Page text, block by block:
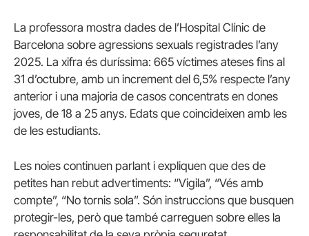
La professora mostra dades de l’Hospital Clínic de
Barcelona sobre agressions sexuals registrades l’any
2025. La xifra és duríssima: 665 víctimes ateses fins al
31 d’octubre, amb un increment del 6,5% respecte l’any
anterior i una majoria de casos concentrats en dones
joves, de 18 a 25 anys. Edats que coincideixen amb les
de les estudiants.
Les noies continuen parlant i expliquen que des de
petites han rebut advertiments: “Vigila”, “Vés amb
compte”, “No tornis sola”. Són instruccions que busquen
protegir-les, però que també carreguen sobre elles la